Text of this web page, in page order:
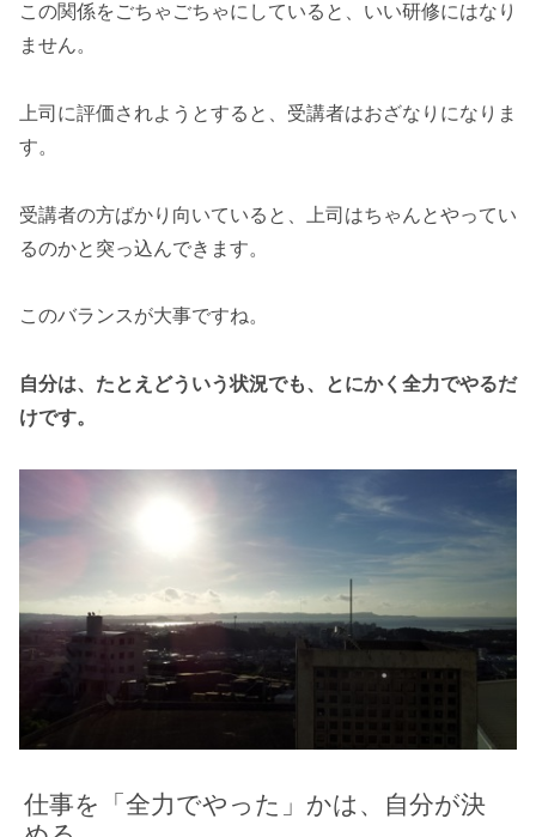
この関係をごちゃごちゃにしていると、いい研修にはなり
ません。
上司に評価されようとすると、受講者はおざなりになりま
す。
受講者の方ばかり向いていると、上司はちゃんとやってい
るのかと突っ込んできます。
このバランスが大事ですね。
自分は、たとえどういう状況でも、とにかく全力でやるだ
けです。
仕事を「全力でやった」かは、自分が決